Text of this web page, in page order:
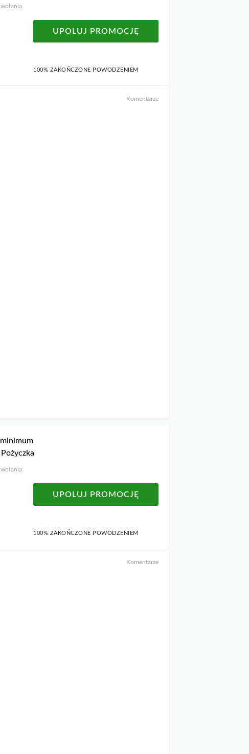
UPOLUJ PROMOCJĘ
100% ZAKOŃCZONE POWODZENIEM
Komentarze
UPOLUJ PROMOCJĘ
100% ZAKOŃCZONE POWODZENIEM
Komentarze